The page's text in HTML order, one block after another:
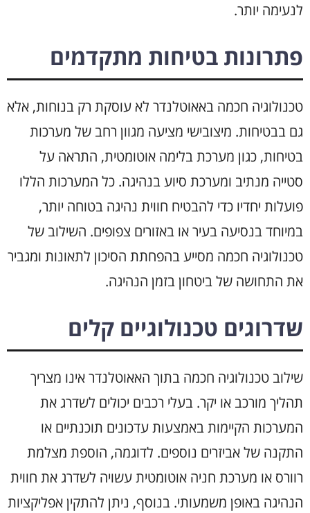
לנעימה יותר.
פתרונות בטיחות מתקדמים
טכנולוגיה חכמה באאוטלנדר לא עוסקת רק בנוחות, אלא
גם בבטיחות. מיצובישי מציעה מגוון רחב של מערכות
בטיחות, כגון מערכת בלימה אוטומטית, התראה על
סטייה מנתיב ומערכת סיוע בנהיגה. כל המערכות הללו
פועלות יחדיו כדי להבטיח חווית נהיגה בטוחה יותר,
במיוחד בנסיעה בעיר או באזורים צפופים. השילוב של
טכנולוגיה חכמה מסייע בהפחתת הסיכון לתאונות ומגביר
את התחושה של ביטחון בזמן הנהיגה.
שדרוגים טכנולוגיים קלים
שילוב טכנולוגיה חכמה בתוך האאוטלנדר אינו מצריך
תהליך מורכב או יקר. בעלי רכבים יכולים לשדרג את
המערכות הקיימות באמצעות עדכונים תוכנתיים או
התקנה של אביזרים נוספים. לדוגמה, הוספת מצלמת
רוורס או מערכת חניה אוטומטית עשויה לשדרג את חווית
הנהיגה באופן משמעותי. בנוסף, ניתן להתקין אפליקציות